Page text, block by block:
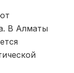
В Алматы